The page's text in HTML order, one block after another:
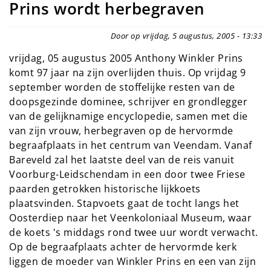
Prins wordt herbegraven
Door op vrijdag, 5 augustus, 2005 - 13:33
vrijdag, 05 augustus 2005 Anthony Winkler Prins
komt 97 jaar na zijn overlijden thuis. Op vrijdag 9
september worden de stoffelijke resten van de
doopsgezinde dominee, schrijver en grondlegger
van de gelijknamige encyclopedie, samen met die
van zijn vrouw, herbegraven op de hervormde
begraafplaats in het centrum van Veendam. Vanaf
Bareveld zal het laatste deel van de reis vanuit
Voorburg-Leidschendam in een door twee Friese
paarden getrokken historische lijkkoets
plaatsvinden. Stapvoets gaat de tocht langs het
Oosterdiep naar het Veenkoloniaal Museum, waar
de koets 's middags rond twee uur wordt verwacht.
Op de begraafplaats achter de hervormde kerk
liggen de moeder van Winkler Prins en een van zijn